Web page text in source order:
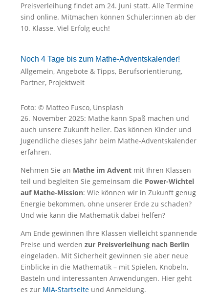
Preisverleihung findet am 24. Juni statt. Alle Termine
sind online. Mitmachen können Schüler:innen ab der
10. Klasse. Viel Erfolg euch!
Noch 4 Tage bis zum Mathe-Adventskalender!
Allgemein, Angebote & Tipps, Berufsorientierung,
Partner, Projektwelt
Foto: © Matteo Fusco, Unsplash
26. November 2025: Mathe kann Spaß machen und
auch unsere Zukunft heller. Das können Kinder und
Jugendliche dieses Jahr beim Mathe-Adventskalender
erfahren.
Nehmen Sie an Mathe im Advent mit Ihren Klassen
teil und begleiten Sie gemeinsam die Power-Wichtel
auf Mathe-Mission: Wie können wir in Zukunft genug
Energie bekommen, ohne unserer Erde zu schaden?
Und wie kann die Mathematik dabei helfen?
Am Ende gewinnen Ihre Klassen vielleicht spannende
Preise und werden zur Preisverleihung nach Berlin
eingeladen. Mit Sicherheit gewinnen sie aber neue
Einblicke in die Mathematik – mit Spielen, Knobeln,
Basteln und interessanten Anwendungen. Hier geht
es zur MiA-Startseite und Anmeldung.